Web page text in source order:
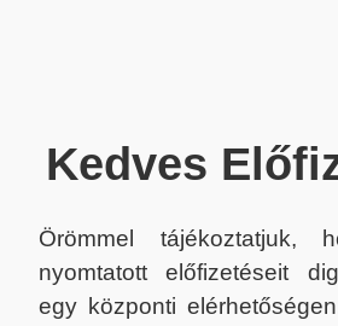
Kedves
Örömmel tájékoztatjuk,
nyomtatott előfizetéseit
egy központi